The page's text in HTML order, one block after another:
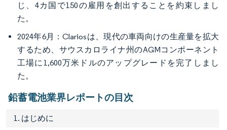
じ、4カ国で150の雇用を創出することを約束しまし
た。
2024年6月：Clariosは、現代の車両向けの生産量を拡大
するため、サウスカロライナ州のAGMコンポーネント
工場に1,600万米ドルのアップグレードを完了しまし
た。
鉛蓄電池業界レポートの目次
1. はじめに